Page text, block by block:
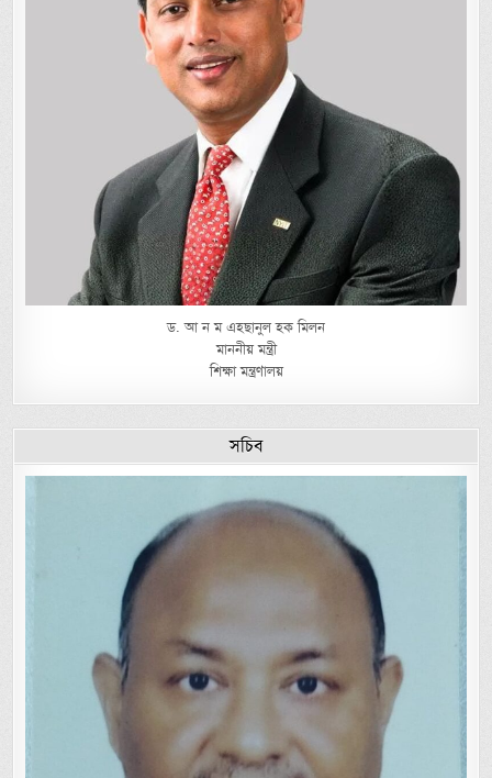
ড. আ ন ম এহছানুল হক মিলন
মাননীয় মন্ত্রী
শিক্ষা মন্ত্রণালয়
সচিব